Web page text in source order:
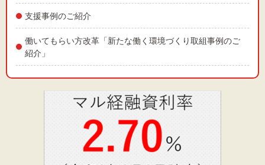
支援事例のご紹介
働いてもらい方改革「新たな働く環境づくり取組事例のご
紹介」